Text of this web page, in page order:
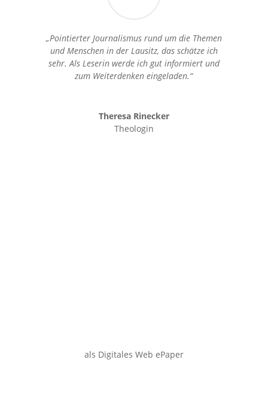
„Pointierter Journalismus rund um die Themen
und Menschen in der Lausitz, das schätze ich
sehr. Als Leserin werde ich gut informiert und
zum Weiterdenken eingeladen.“
Theresa Rinecker
Theologin
als Digitales Web ePaper